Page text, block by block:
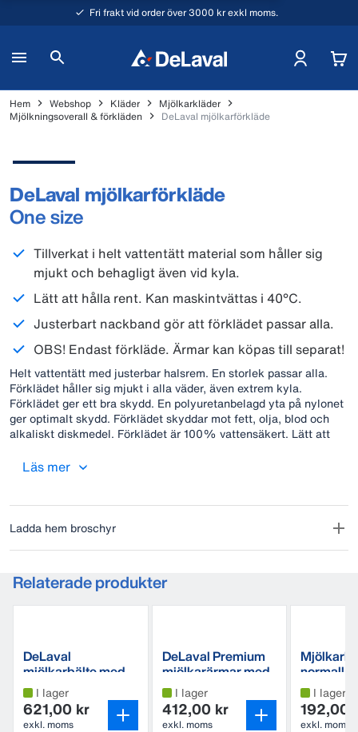
Fri frakt vid order över 3000 kr exkl moms.
Hem Webshop Kläder
Mjölkarkläder
Mjölkningsoverall & förkläden
DeLaval mjölkarförkläde
DeLaval mjölkarförkläde
One size
Tillverkat i helt vattentätt material som håller sig
mjukt och behagligt även vid kyla.
Lätt att hålla rent. Kan maskintvättas i 40°C.
Justerbart nackband gör att förklädet passar alla.
OBS! Endast förkläde. Ärmar kan köpas till separat!
Helt vattentätt med justerbar halsrem. En storlek passar alla.
Förklädet håller sig mjukt i alla väder, även extrem kyla.
Förklädet ger ett bra skydd. En polyuretanbelagd yta på nylonet
ger optimalt skydd. Förklädet skyddar mot fett, olja, blod och
alkaliskt diskmedel. Förklädet är 100% vattensäkert. Lätt att
Läs mer
Ladda hem broschyr
Relaterade produkter
DeLaval
mjölkarbälte med
fickor "Kangaroo"
I lager
621,00 kr
exkl. moms
DeLaval Premium
mjölkarärmar med
muddar
I lager
412,00 kr
exkl. moms
I lager
192,00
exkl. moms